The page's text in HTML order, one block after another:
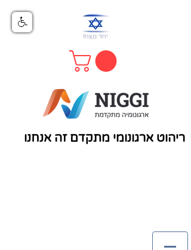
ריהוט ארגונומי מתקדם זה אנחנו